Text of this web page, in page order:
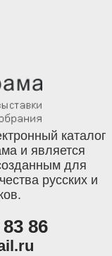
каталог
и является
для
русских и
86